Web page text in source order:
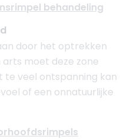
behandeling
door het optrekken
arts moet deze zone
te veel ontspanning kan
of een onnatuurlijke